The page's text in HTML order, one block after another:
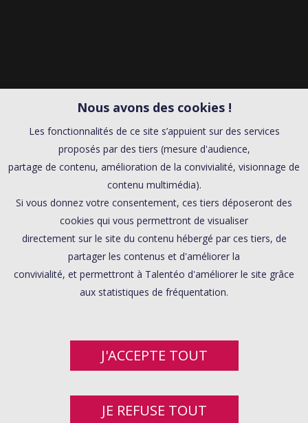
Nous avons des cookies !
Les fonctionnalités de ce site s’appuient sur des services
proposés par des tiers (mesure d'audience,
partage de contenu, amélioration de la convivialité, visionnage de
contenu multimédia).
Si vous donnez votre consentement, ces tiers déposeront des
cookies qui vous permettront de visualiser
directement sur le site du contenu hébergé par ces tiers, de
partager les contenus et d'améliorer la
convivialité, et permettront à Talentéo d'améliorer le site grâce
aux statistiques de fréquentation.
J'ACCEPTE TOUT
JE REFUSE TOUT